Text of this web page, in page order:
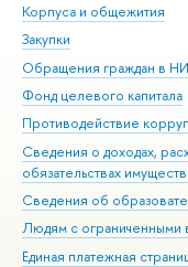
Корпуса и общежития
Закупки
Обращения граждан в
Фонд целевого капитала
Противодействие
Сведения о доходах,
обязательствах
Сведения об
Людям с ограниченными
Единая платежная